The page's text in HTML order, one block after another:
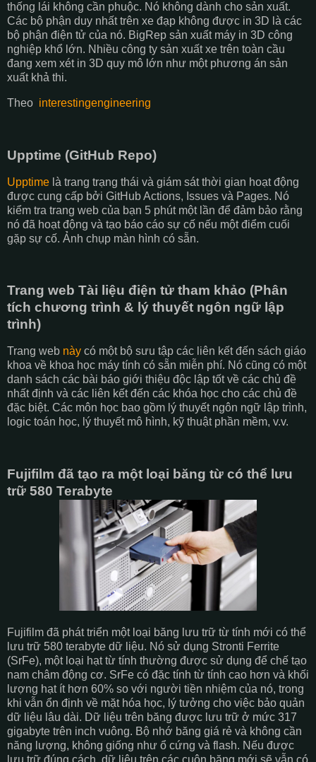
thống lái không cần phuộc. Nó không dành cho sản xuất.
Các bộ phận duy nhất trên xe đạp không được in 3D là các
bộ phận điện tử của nó. BigRep sản xuất máy in 3D công
nghiệp khổ lớn. Nhiều công ty sản xuất xe trên toàn cầu
đang xem xét in 3D quy mô lớn như một phương án sản
xuất khả thi.
Theo interestingengineering
Upptime (GitHub Repo)
Upptime là trang trạng thái và giám sát thời gian hoạt động
được cung cấp bởi GitHub Actions, Issues và Pages. Nó
kiểm tra trang web của bạn 5 phút một lần để đảm bảo rằng
nó đã hoạt động và tạo báo cáo sự cố nếu một điểm cuối
gặp sự cố. Ảnh chụp màn hình có sẵn.
Trang web Tài liệu điện tử tham khảo (Phân
tích chương trình & lý thuyết ngôn ngữ lập
trình)
Trang web này có một bộ sưu tập các liên kết đến sách giáo
khoa về khoa học máy tính có sẵn miễn phí. Nó cũng có một
danh sách các bài báo giới thiệu độc lập tốt về các chủ đề
nhất định và các liên kết đến các khóa học cho các chủ đề
đặc biệt. Các môn học bao gồm lý thuyết ngôn ngữ lập trình,
logic toán học, lý thuyết mô hình, kỹ thuật phần mềm, v.v.
Fujifilm đã tạo ra một loại băng từ có thể lưu
trữ 580 Terabyte
Fujifilm đã phát triển một loại băng lưu trữ từ tính mới có thể
lưu trữ 580 terabyte dữ liệu. Nó sử dụng Stronti Ferrite
(SrFe), một loại hạt từ tính thường được sử dụng để chế tạo
nam châm động cơ. SrFe có đặc tính từ tính cao hơn và khối
lượng hạt ít hơn 60% so với người tiền nhiệm của nó, trong
khi vẫn ổn định về mặt hóa học, lý tưởng cho việc bảo quản
dữ liệu lâu dài. Dữ liệu trên băng được lưu trữ ở mức 317
gigabyte trên inch vuông. Bộ nhớ băng giá rẻ và không cần
năng lượng, không giống như ổ cứng và flash. Nếu được
lưu trữ đúng cách, dữ liệu trên các cuộn băng mới sẽ vẫn có